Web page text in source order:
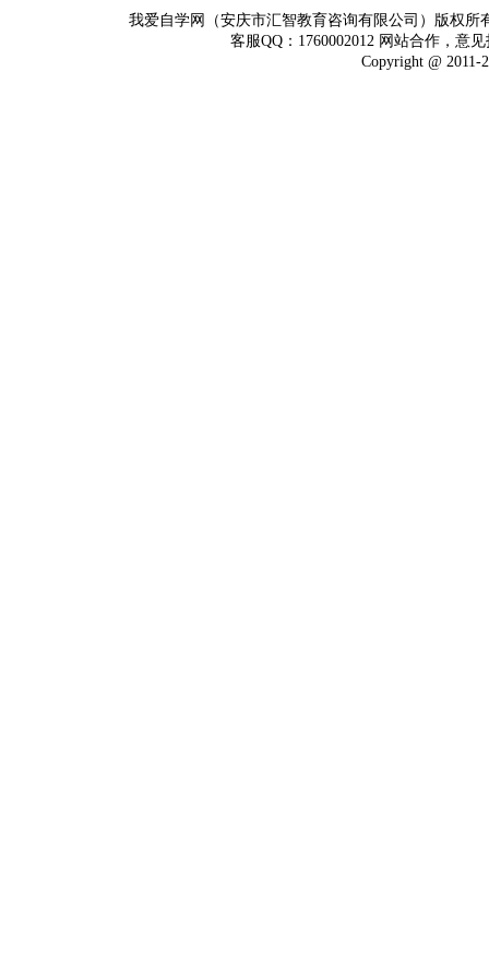
我爱自学网（安庆市汇智教育咨询有限公司）版权
客服QQ：1760002012 网站合作，意
Copyright @